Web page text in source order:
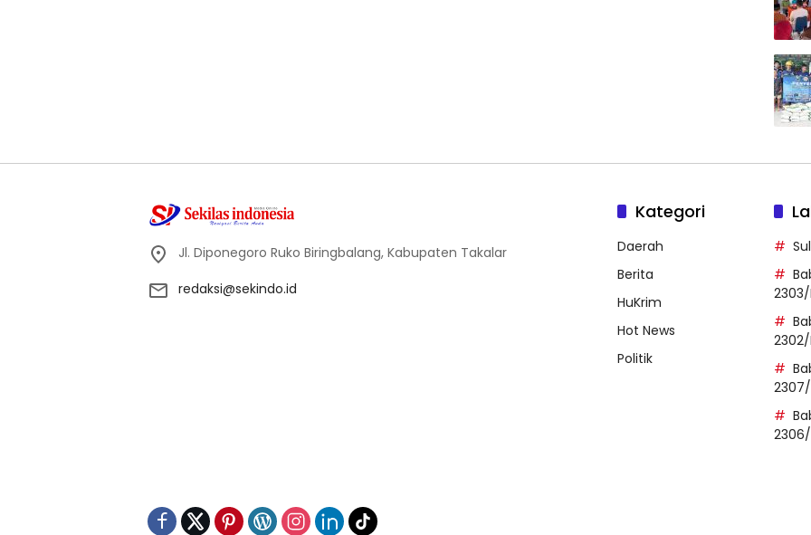
Jl. Diponegoro Ruko Biringbalang, Kabupaten Takalar
redaksi@sekindo.id
Kategori
Daerah
Berita
HuKrim
Hot News
Politik